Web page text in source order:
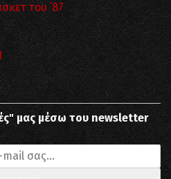
του ΄87
μας μέσω του newsletter